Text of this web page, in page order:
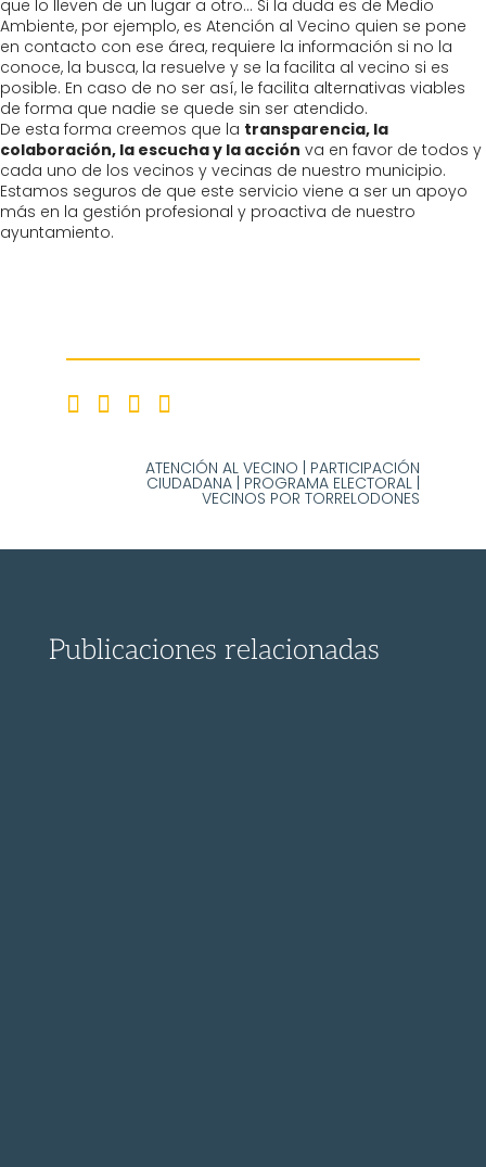
que lo lleven de un lugar a otro… Si la duda es de Medio
Ambiente, por ejemplo, es Atención al Vecino quien se pone
en contacto con ese área, requiere la información si no la
conoce, la busca, la resuelve y se la facilita al vecino si es
posible. En caso de no ser así, le facilita alternativas viables
de forma que nadie se quede sin ser atendido.
De esta forma creemos que la transparencia, la
colaboración, la escucha y la acción va en favor de todos y
cada uno de los vecinos y vecinas de nuestro municipio.
Estamos seguros de que este servicio viene a ser un apoyo
más en la gestión profesional y proactiva de nuestro
ayuntamiento.
ATENCIÓN AL VECINO PARTICIPACIÓN
CIUDADANA PROGRAMA ELECTORAL
VECINOS POR TORRELODONES
Publicaciones relacionadas